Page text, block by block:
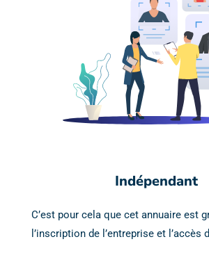
Indépendant
C’est pour cela que cet annuaire est
l’inscription de l’entreprise et l’accès